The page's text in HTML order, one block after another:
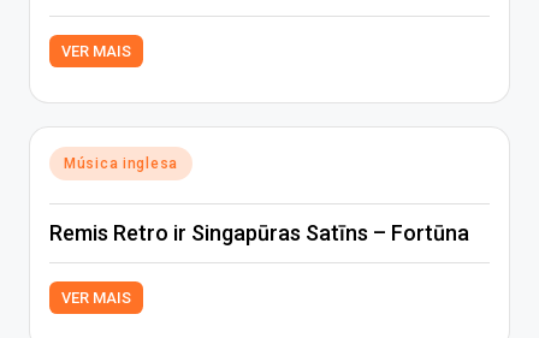
VER MAIS
Posted
in
Música inglesa
Remis Retro ir Singapūras Satīns – Fortūna
VER MAIS